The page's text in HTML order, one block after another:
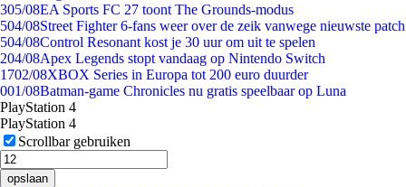
305/08EA Sports FC 27 toont The Grounds-modus
504/08Street Fighter 6-fans weer over de zeik vanwege nieuwste patch
504/08Control Resonant kost je 30 uur om uit te spelen
204/08Apex Legends stopt vandaag op Nintendo Switch
1702/08XBOX Series in Europa tot 200 euro duurder
001/08Batman-game Chronicles nu gratis speelbaar op Luna
PlayStation 4
PlayStation 4
Scrollbar gebruiken
opslaan